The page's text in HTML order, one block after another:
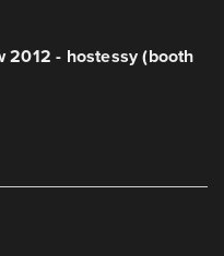
2012 - hostessy (booth